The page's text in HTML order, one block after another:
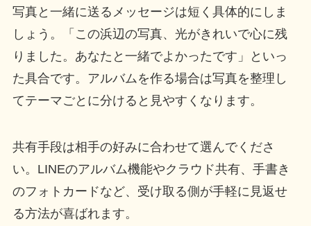
写真と一緒に送るメッセージは短く具体的にしま
しょう。「この浜辺の写真、光がきれいで心に残
りました。あなたと一緒でよかったです」といっ
た具合です。アルバムを作る場合は写真を整理し
てテーマごとに分けると見やすくなります。
共有手段は相手の好みに合わせて選んでくださ
い。LINEのアルバム機能やクラウド共有、手書き
のフォトカードなど、受け取る側が手軽に見返せ
る方法が喜ばれます。